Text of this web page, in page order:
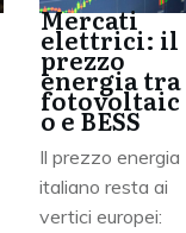
Mercati
elettrici: il
prezzo
energia tra
fotovoltaic
o e BESS
Il prezzo energia
italiano resta ai
vertici europei: